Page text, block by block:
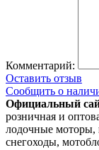
Комментарий:
Оставить отзыв
Сообщить о
Официальный
розничная и
лодочные
снегоходы,